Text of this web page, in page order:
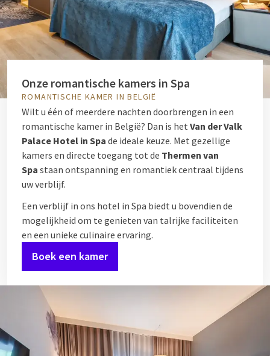
Onze romantische kamers in Spa
ROMANTISCHE KAMER IN BELGIË
Wilt u één of meerdere nachten doorbrengen in een
romantische kamer in België? Dan is het Van der Valk
Palace Hotel in Spa de ideale keuze. Met gezellige
kamers en directe toegang tot de Thermen van
Spa staan ontspanning en romantiek centraal tijdens
uw verblijf.
Een verblijf in ons hotel in Spa biedt u bovendien de
mogelijkheid om te genieten van talrijke faciliteiten
en een unieke culinaire ervaring.
Boek een kamer